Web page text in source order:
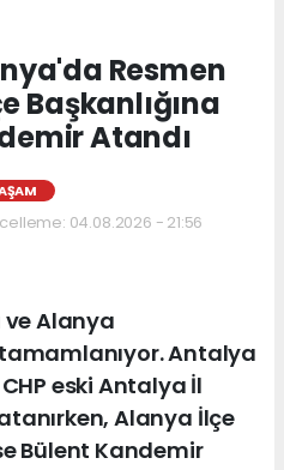
Resmen
Başkanlığına
Atandı
04.08.2026 - 21:56
Alanya
Antalya
eski Antalya İl
Alanya İlçe
Bülent Kandemir